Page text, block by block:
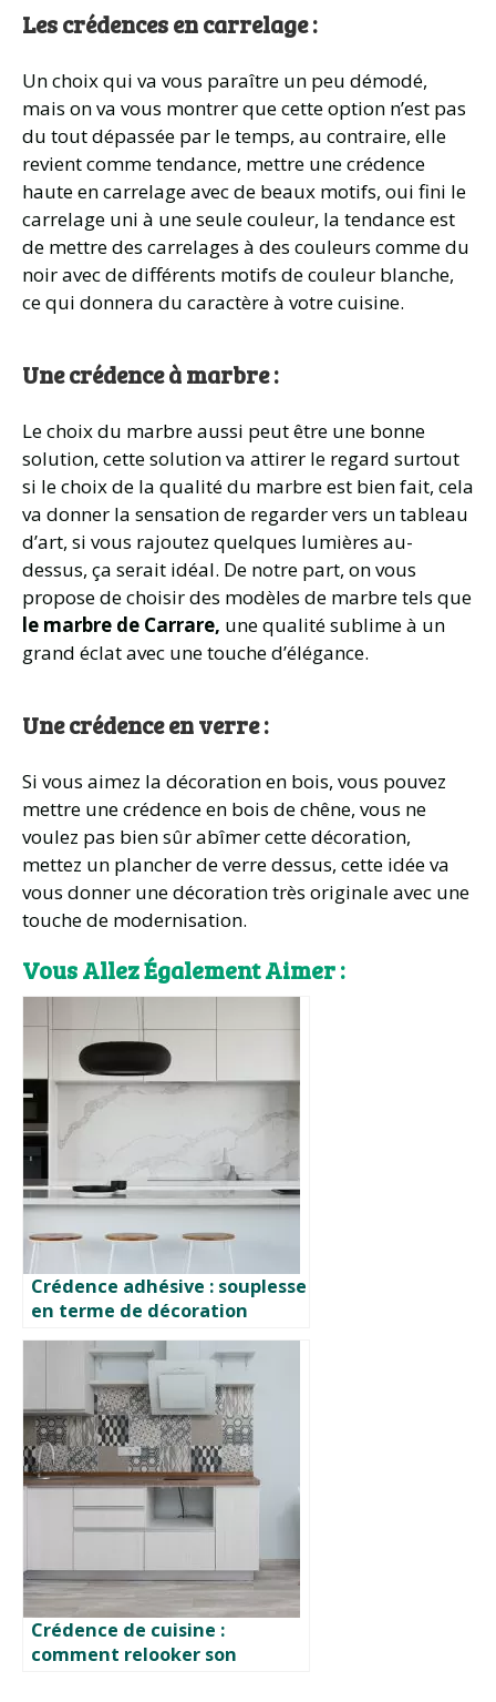
Les crédences en carrelage :
Un choix qui va vous paraître un peu démodé,
mais on va vous montrer que cette option n’est pas
du tout dépassée par le temps, au contraire, elle
revient comme tendance, mettre une crédence
haute en carrelage avec de beaux motifs, oui fini le
carrelage uni à une seule couleur, la tendance est
de mettre des carrelages à des couleurs comme du
noir avec de différents motifs de couleur blanche,
ce qui donnera du caractère à votre cuisine.
Une crédence à marbre :
Le choix du marbre aussi peut être une bonne
solution, cette solution va attirer le regard surtout
si le choix de la qualité du marbre est bien fait, cela
va donner la sensation de regarder vers un tableau
d’art, si vous rajoutez quelques lumières au-
dessus, ça serait idéal. De notre part, on vous
propose de choisir des modèles de marbre tels que
le marbre de Carrare, une qualité sublime à un
grand éclat avec une touche d’élégance.
Une crédence en verre :
Si vous aimez la décoration en bois, vous pouvez
mettre une crédence en bois de chêne, vous ne
voulez pas bien sûr abîmer cette décoration,
mettez un plancher de verre dessus, cette idée va
vous donner une décoration très originale avec une
touche de modernisation.
Vous Allez Également Aimer :
Crédence adhésive : souplesse
en terme de décoration
Crédence de cuisine :
comment relooker son